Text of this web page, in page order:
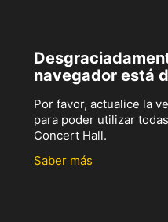
navegador está
Por favor, actualice la
para poder utilizar
Concert Hall.
Saber más